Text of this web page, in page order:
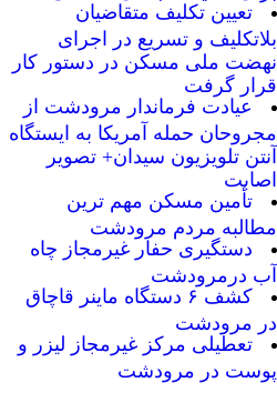
تعیین تکلیف متقاضیان
بلاتکلیف و تسریع در اجرای
نهضت ملی مسکن در دستور کار
قرار گرفت
عیادت فرماندار مرودشت از
مجروحان حمله آمریکا به ایستگاه
آنتن تلویزیون سیدان+ تصویر
اصابت
تأمین مسکن مهم ترین
مطالبه مردم مرودشت
دستگیری حفار غیرمجاز چاه
آب درمرودشت
کشف ۶ دستگاه ماینر قاچاق
در مرودشت
تعطیلی مرکز غیرمجاز لیزر و
پوست در مرودشت